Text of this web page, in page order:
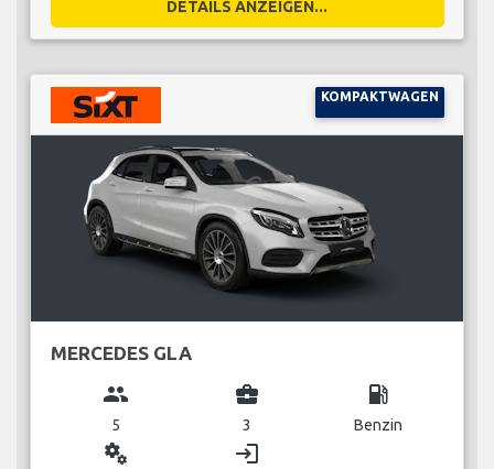
DETAILS ANZEIGEN...
KOMPAKTWAGEN
MERCEDES GLA
group
5
business_center
3
local_gas_station
Benzin
miscellaneous_services login